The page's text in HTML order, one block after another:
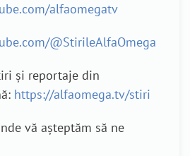
alfaomegatv
@StirileAlfaOmega
și reportaje din
https://alfaomega.tv/stiri
vă așteptăm să ne